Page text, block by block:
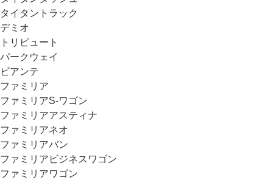
タイタントラック
デミオ
トリビュート
パークウェイ
ビアンテ
ファミリア
ファミリアS-ワゴン
ファミリアアスティナ
ファミリアネオ
ファミリアバン
ファミリアビジネスワゴン
ファミリアワゴン